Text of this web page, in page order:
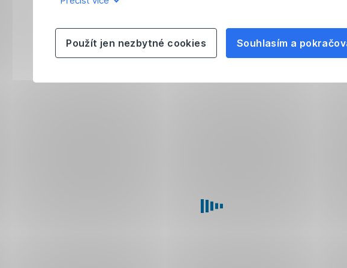
Souhlasím a
Použít jen nezbytné cookies